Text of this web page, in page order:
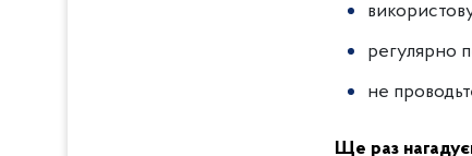
регулярно
не
Ще раз